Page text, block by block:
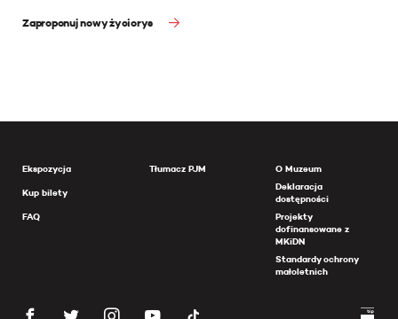
Zaproponuj nowy życiorys
Ekspozycja
Kup bilety
FAQ
Tłumacz PJM
O Muzeum
Deklaracja
dostępności
Projekty
dofinansowane z
MKiDN
Standardy ochrony
małoletnich